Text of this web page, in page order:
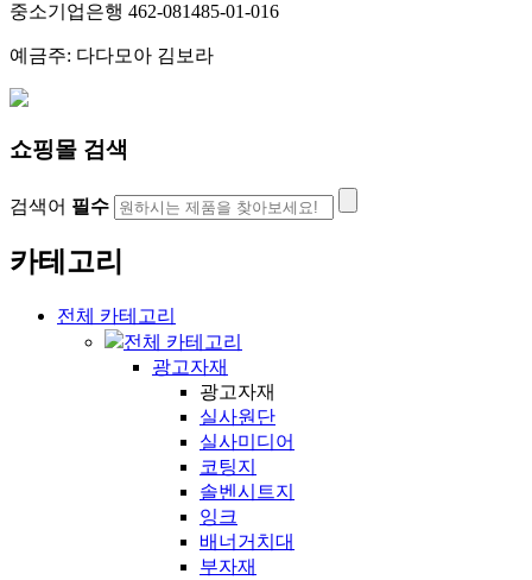
중소기업은행 462-081485-01-016
예금주: 다다모아 김보라
쇼핑몰 검색
검색어 필수
카테고리
전체 카테고리
전체 카테고리
광고자재
광고자재
실사원단
실사미디어
코팅지
솔벤시트지
잉크
배너거치대
부자재